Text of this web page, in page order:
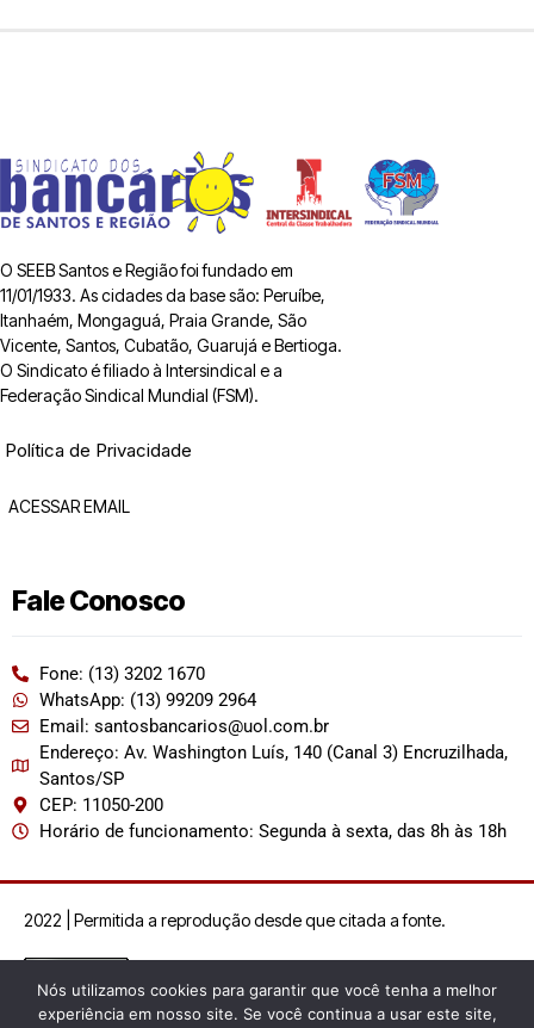
O SEEB Santos e Região foi fundado em
11/01/1933. As cidades da base são: Peruíbe,
Itanhaém, Mongaguá, Praia Grande, São
Vicente, Santos, Cubatão, Guarujá e Bertioga.
O Sindicato é filiado à Intersindical e a
Federação Sindical Mundial (FSM).
Política de Privacidade
ACESSAR EMAIL
Fale Conosco
Fone: (13) 3202 1670
WhatsApp: (13) 99209 2964
Email: santosbancarios@uol.com.br
Endereço: Av. Washington Luís, 140 (Canal 3) Encruzilhada,
Santos/SP
CEP: 11050-200
Horário de funcionamento: Segunda à sexta, das 8h às 18h
2022 | Permitida a reprodução desde que citada a fonte.
Nós utilizamos cookies para garantir que você tenha a melhor
experiência em nosso site. Se você continua a usar este site,